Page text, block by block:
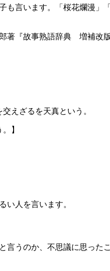
言います。「桜花爛漫
著『故事熟語辞典 増補改
えざるを天真という。
】
い人を言います。
うのか、不思議に思った